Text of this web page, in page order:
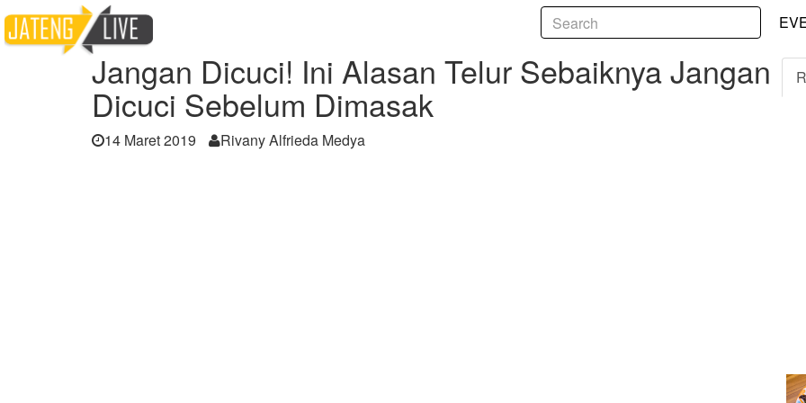
Home Jangan Dicuci! Ini Alasan Telur Sebaiknya Jangan Dicuci Sebelum Dimasak
Jangan Dicuci! Ini Alasan Telur Sebaiknya Jangan
Dicuci Sebelum Dimasak
14 Maret 2019 Rivany Alfrieda Medya